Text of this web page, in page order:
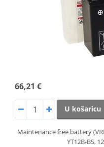
66,21 €
U košaricu
Maintenance free battery
YT12B-BS,